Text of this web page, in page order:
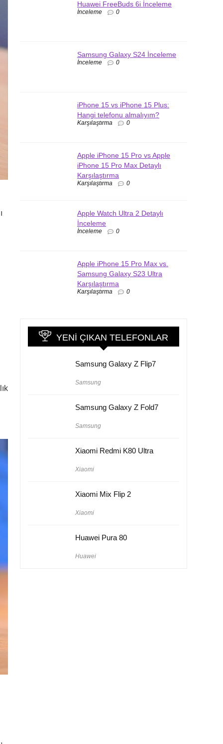
Huawei FreeBuds 6i İnceleme
İnceleme 0
Samsung Galaxy S24 İnceleme
İnceleme 0
iPhone 15 vs iPhone 15 Plus:
Hangi telefonu almalıyım?
Karşılaştırma 0
Apple iPhone 15 Pro vs Apple
iPhone 15 Pro Max Detaylı
Karşılaştırma
Karşılaştırma 0
Apple Watch Ultra 2 Detaylı
İnceleme
İnceleme 0
Apple iPhone 15 Pro Max vs.
Samsung Galaxy S23 Ultra
Karşılaştırma
Karşılaştırma 0
YENI ÇIKAN TELEFONLAR
Samsung Galaxy Z Flip7
Samsung
Samsung Galaxy Z Fold7
Samsung
Xiaomi Redmi K80 Ultra
Xiaomi
Xiaomi Mix Flip 2
Xiaomi
Huawei Pura 80
Huawei